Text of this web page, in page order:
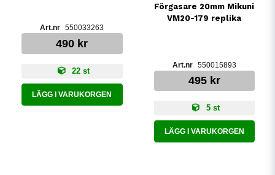
550033263
490 kr
22 st
LÄGG I VARUKORGEN
Förgasare 20mm Mikuni
VM20-179 replika
550015893
495 kr
5 st
LÄGG I VARUKORGEN